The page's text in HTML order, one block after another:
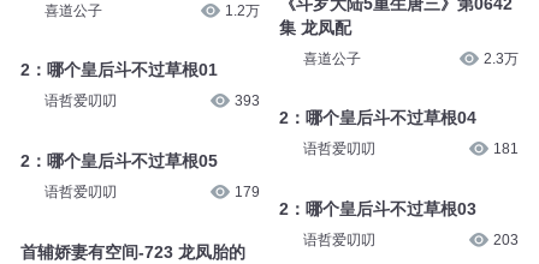
喜道公子 1.2万
2：哪个皇后斗不过草根01
语哲爱叨叨 393
2：哪个皇后斗不过草根05
语哲爱叨叨 179
首辅娇妻有空间-723 龙凤胎的
集 龙凤配
喜道公子 2.3万
2：哪个皇后斗不过草根04
语哲爱叨叨 181
2：哪个皇后斗不过草根03
语哲爱叨叨 203